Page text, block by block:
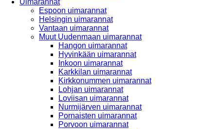
Espoon uimarannat
Helsingin uimarannat
Vantaan uimarannat
Muut Uudenmaan uimarannat
Hangon uimarannat
Hyvinkään uimarannat
Inkoon uimarannat
Karkkilan uimarannat
Kirkkonummen uimarannat
Lohjan uimarannat
Loviisan uimarannat
Nurmijärven uimarannat
Pornaisten uimarannat
Porvoon uimarannat